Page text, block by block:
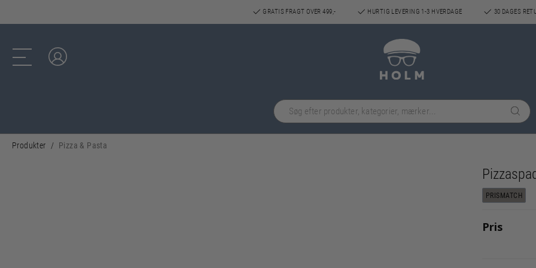
GRATIS FRAGT OVER 499,- HURTIG LEVERING 1-3 HVERDAGE 30 DAGES
Produkter Pizza & Pasta
PRISMATCH
Pris